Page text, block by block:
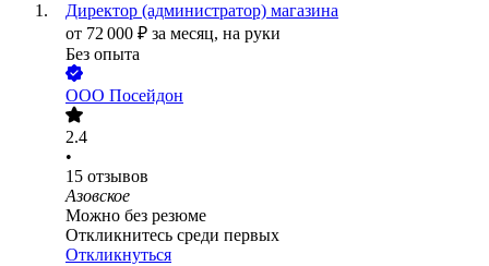
Директор (администратор) магазина
от 72 000 ₽ за месяц, на руки
Без опыта
ООО Посейдон
2.4
•
15 отзывов
Азовское
Можно без резюме
Откликнитесь среди первых
Откликнуться